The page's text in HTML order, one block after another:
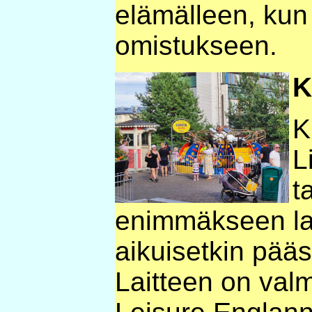
elämälleen,
omistukseen.
enimmäkseen
aikuisetkin
Laitteen on